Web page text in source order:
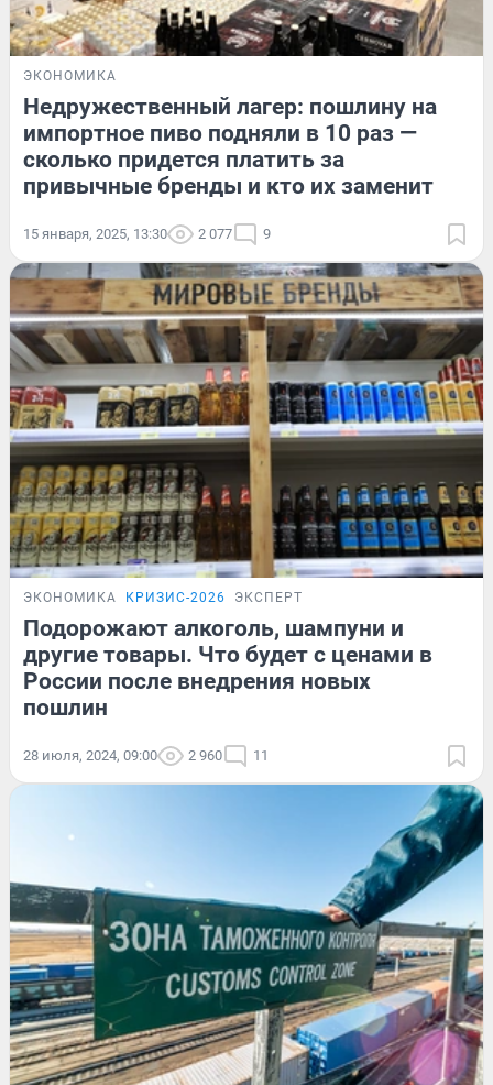
ЭКОНОМИКА
Недружественный лагер: пошлину на
импортное пиво подняли в 10 раз —
сколько придется платить за
привычные бренды и кто их заменит
15 января, 2025, 13:30 2 077 9
ЭКОНОМИКА КРИЗИС-2026 ЭКСПЕРТ
Подорожают алкоголь, шампуни и
другие товары. Что будет с ценами в
России после внедрения новых
пошлин
28 июля, 2024, 09:00 2 960 11